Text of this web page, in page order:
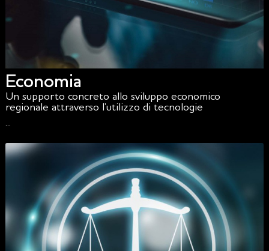
Economia
Un supporto concreto allo sviluppo economico
regionale attraverso l’utilizzo di tecnologie
...